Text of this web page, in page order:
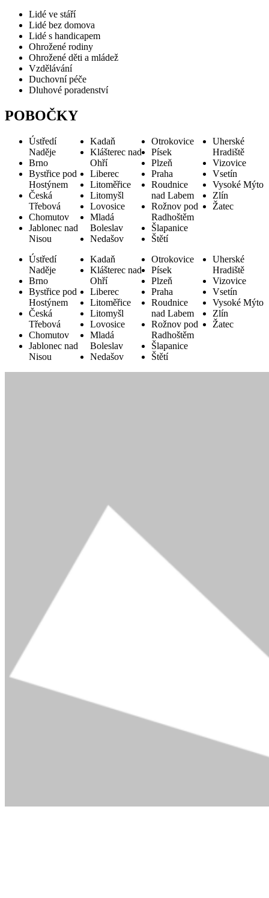
Lidé ve stáří
Lidé bez domova
Lidé s handicapem
Ohrožené rodiny
Ohrožené děti a mládež
Vzdělávání
Duchovní péče
Dluhové poradenství
POBOČKY
Ústředí
Naděje
Brno
Bystřice pod
Hostýnem
Česká
Třebová
Chomutov
Jablonec nad
Nisou
Kadaň
Klášterec nad
Ohří
Liberec
Litoměřice
Litomyšl
Lovosice
Mladá
Boleslav
Nedašov
Otrokovice
Písek
Plzeň
Praha
Roudnice
nad Labem
Rožnov pod
Radhoštěm
Šlapanice
Štětí
Uherské
Hradiště
Vizovice
Vsetín
Vysoké Mýto
Zlín
Žatec
Ústředí
Naděje
Brno
Bystřice pod
Hostýnem
Česká
Třebová
Chomutov
Jablonec nad
Nisou
Kadaň
Klášterec nad
Ohří
Liberec
Litoměřice
Litomyšl
Lovosice
Mladá
Boleslav
Nedašov
Otrokovice
Písek
Plzeň
Praha
Roudnice
nad Labem
Rožnov pod
Radhoštěm
Šlapanice
Štětí
Uherské
Hradiště
Vizovice
Vsetín
Vysoké Mýto
Zlín
Žatec